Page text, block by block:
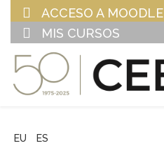
ACCESO A MOODLE
MIS CURSOS
EU ES